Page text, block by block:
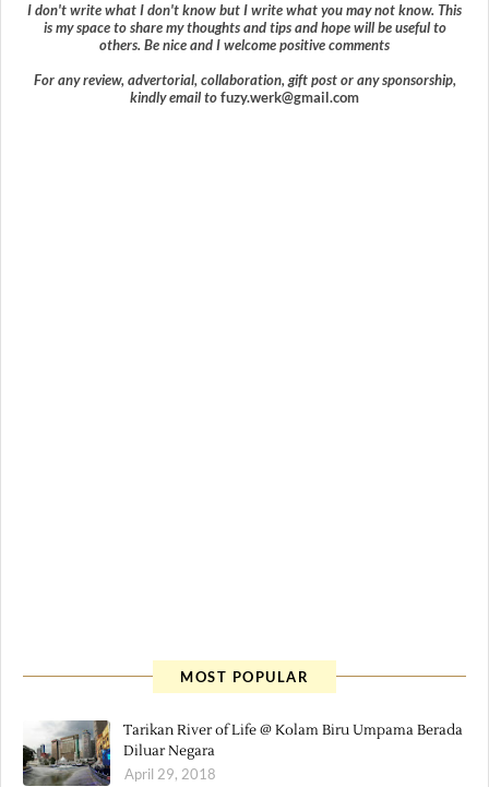
I don't write what I don't know but I write what you may not know. This
is my space to share my thoughts and tips and hope will be useful to
others. Be nice and I welcome positive comments
For any review, advertorial, collaboration, gift post or any sponsorship,
kindly email tofuzy.werk@gmail.com
MOST POPULAR
Tarikan River of Life @ Kolam Biru Umpama Berada
Diluar Negara
April 29, 2018